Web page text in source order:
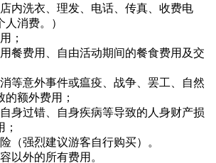
内洗衣、理发、电话、传真、收费电
消费。）
；
餐费用、自由活动期间的餐食费用及交
等意外事件或瘟疫、战争、罢工、自然
额外费用；
身过错、自身疾病等导致的人身财产损
（强烈建议游客自行购买）。
以外的所有费用。